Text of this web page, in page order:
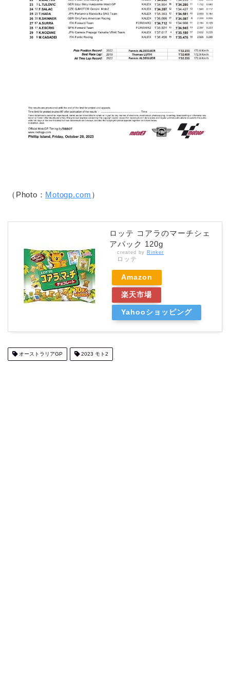
（Photo： Motogp.com ）
ロッテ コアラのマーチシェ
アパック 120g
created by Rinker
ロッテ
Amazon
楽天市場
Yahooショッピング
オーストラリアGP 2023 モト2